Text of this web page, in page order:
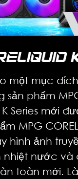
một mục
sản phẩm
K Series mới
MPG
hình ảnh
nhiệt nước và
toàn mới.